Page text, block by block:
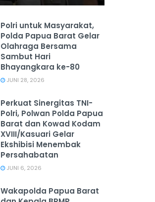
Polri untuk Masyarakat,
Polda Papua Barat Gelar
Olahraga Bersama
Sambut Hari
Bhayangkara ke-80
JUNI 28, 2026
‎Perkuat Sinergitas TNI-
Polri, Polwan Polda Papua
Barat dan Kowad Kodam
XVIII/Kasuari Gelar
Ekshibisi Menembak
Persahabatan
JUNI 6, 2026
Wakapolda Papua Barat